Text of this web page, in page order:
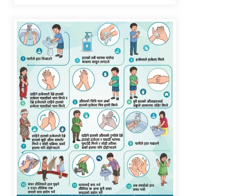
पाँच लाख घुससहित कर
अधिकृत रंगेहात पक्राऊ